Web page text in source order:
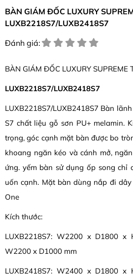
BÀN GIÁM ĐỐC LUXURY
LUXB2218S7/LUXB2418S7
Đánh giá:
BÀN GIÁM ĐỐC LUXURY SUPREME
LUXB2218S7/LUXB2418S7
LUXB2218S7/LUXB2418S7 Bàn lãnh
S7 chất liệu gỗ sơn PU+ melamin.
trọng, góc cạnh mặt bàn được bo
khoang ngăn kéo và cánh mở,
ứng. yếm bàn sử dụng ốp song chỉ
uốn cạnh. Mặt bàn dùng nắp đi
One
Kích thước:
LUXB2218S7: W2200 x D1800
W2200 x D1000 mm
LUXB2418S7: W2400 x D1800